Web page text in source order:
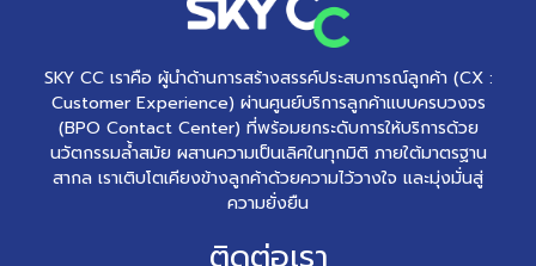
SKY CC เราคือ ผู้นำด้านการสร้างสรรค์ประสบการณ์ลูกค้า (CX :
Customer Experience) ผ่านศูนย์บริการลูกค้าแบบครบวงจร
(BPO Contact Center) ที่พร้อมยกระดับการให้บริการด้วย
นวัตกรรมล้ำสมัย ผสานความเป็นเลิศในทุกมิติ ภายใต้มาตรฐาน
สากล เราเติบโตเคียงข้างลูกค้าด้วยความไว้วางใจ และมุ่งมั่นสู่
ความยั่งยืน